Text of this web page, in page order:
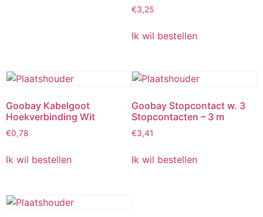
€3,25
Ik wil bestellen
Goobay Kabelgoot
Hoekverbinding Wit
€0,78
Ik wil bestellen
Goobay Stopcontact w. 3
Stopcontacten – 3 m
€3,41
Ik wil bestellen